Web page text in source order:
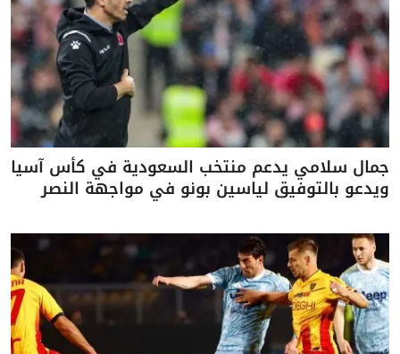
جمال سلامي يدعم منتخب السعودية في كأس آسيا
ويدعو بالتوفيق لياسين بونو في مواجهة النصر